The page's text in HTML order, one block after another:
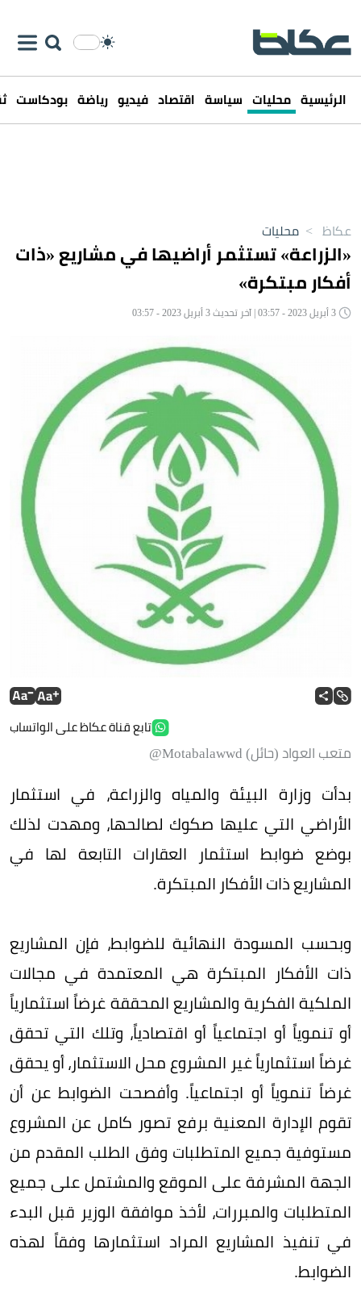
الرئيسية محليات سياسة اقتصاد فيديو رياضة بودكاست
عكاظ > محليات
«الزراعة» تستثمر أراضيها في مشاريع «ذات
أفكار مبتكرة»
تابع قناة عكاظ على الواتساب
متعب العواد (حائل) Motabalawwd@
بدأت وزارة البيئة والمياه والزراعة، في استثمار
الأراضي التي عليها صكوك لصالحها، ومهدت لذلك
بوضع ضوابط استثمار العقارات التابعة لها في
المشاريع ذات الأفكار المبتكرة.
وبحسب المسودة النهائية للضوابط، فإن المشاريع
ذات الأفكار المبتكرة هي المعتمدة في مجالات
الملكية الفكرية والمشاريع المحققة غرضاً استثمارياً
أو تنموياً أو اجتماعياً أو اقتصادياً، وتلك التي تحقق
غرضاً استثمارياً غير المشروع محل الاستثمار، أو يحقق
غرضاً تنموياً أو اجتماعياً. وأفصحت الضوابط عن أن
تقوم الإدارة المعنية برفع تصور كامل عن المشروع
مستوفية جميع المتطلبات وفق الطلب المقدم من
الجهة المشرفة على الموقع والمشتمل على جميع
المتطلبات والمبررات، لأخذ موافقة الوزير قبل البدء
في تنفيذ المشاريع المراد استثمارها وفقاً لهذه
الضوابط.